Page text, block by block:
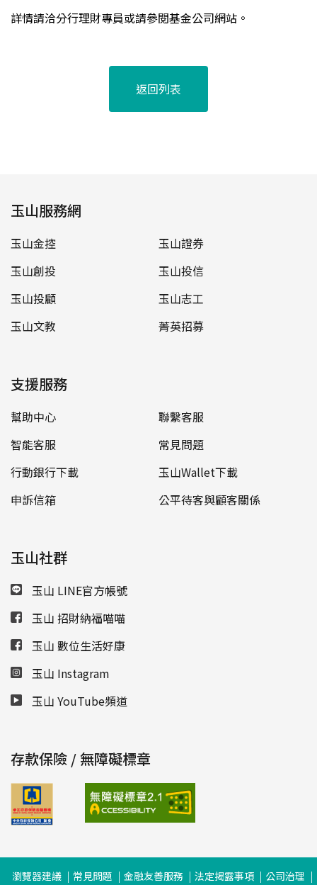
詳情請洽分行理財專員或請參閱基金公司網站。
返回列表
玉山服務網
玉山金控
玉山證券
玉山創投
玉山投信
玉山投顧
玉山志工
玉山文教
菁英招募
支援服務
幫助中心
聯繫客服
智能客服
常見問題
行動銀行下載
玉山Wallet下載
申訴信箱
公平待客與顧客關係
玉山社群
玉山 LINE官方帳號
玉山 招財納福喵喵
玉山 數位生活好康
玉山 Instagram
玉山 YouTube頻道
存款保險 / 無障礙標章
瀏覽器建議 常見問題 金融友善服務 法定揭露事項 公司治理